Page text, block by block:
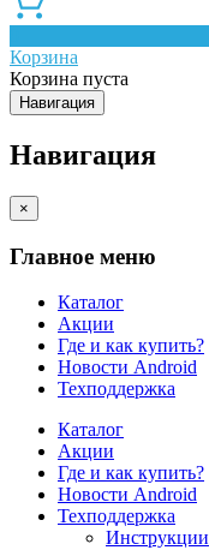
Корзина
Корзина пуста
Навигация
Навигация
×
Главное меню
Каталог
Акции
Где и как купить?
Новости Android
Техподдержка
Каталог
Акции
Где и как купить?
Новости Android
Техподдержка
Инструкции